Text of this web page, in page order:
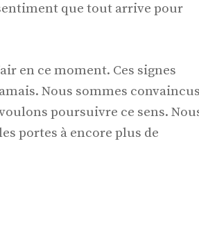
que tout arrive pour
en ce moment. Ces signes
Nous sommes
poursuivre ce sens.
portes à encore plus de